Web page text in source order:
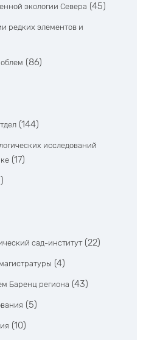
экологии Севера (45)
редких элементов и
(86)
(144)
исследований
(17)
сад-институт (22)
(4)
Баренц региона (43)
(5)
(10)